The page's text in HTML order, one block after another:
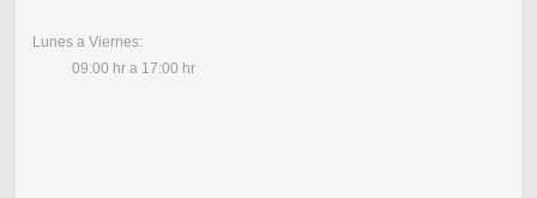
Lunes a Viernes:
09:00 hr a 17:00 hr